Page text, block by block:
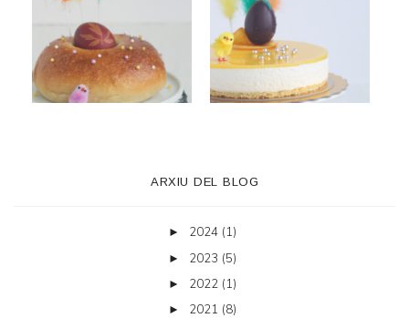
ARXIU DEL BLOG
► 2024 (1)
► 2023 (5)
► 2022 (1)
► 2021 (8)